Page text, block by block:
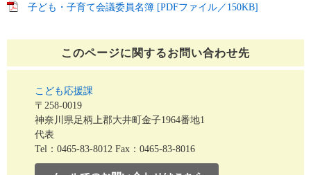
子ども・子育て会議委員名簿 [PDFファイル／150KB]
このページに関するお問い合わせ先
こども応援課
〒258-0019
神奈川県足柄上郡大井町金子1964番地1
代表
Tel：0465-83-8012 Fax：0465-83-8016